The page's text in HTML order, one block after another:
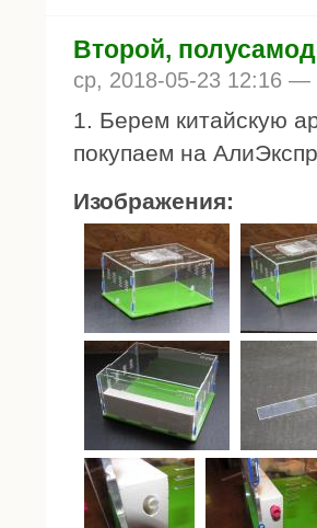
Второй,
ср, 2018-05-23 12:16 —
1. Берем китайскую
покупаем на
Изображения: